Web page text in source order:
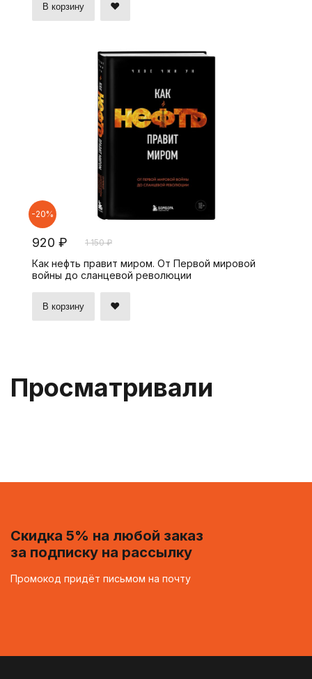
В корзину
-20%
920 ₽ 1 150 ₽
Как нефть правит миром. От Первой мировой
войны до сланцевой революции
В корзину
Просматривали
Скидка 5% на любой заказ
за подписку на рассылку
Промокод придёт письмом на почту